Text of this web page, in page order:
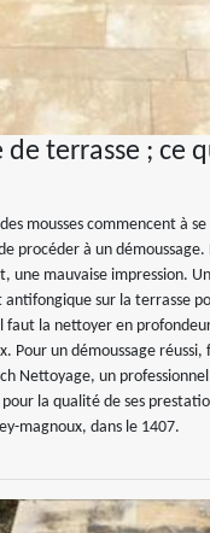
de terrasse ; ce
mousses commencent à
procéder à un démoussage.
une mauvaise impression.
sur la terrasse
faut la nettoyer en
Pour un démoussage réussi,
Nettoyage, un
la qualité de ses
magnoux, dans le 1407.